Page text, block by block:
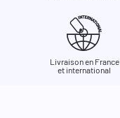
Livraison en France
et international